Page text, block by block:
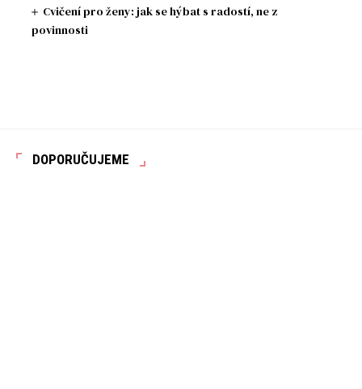
Cvičení pro ženy: jak se hýbat s radostí, ne z
povinnosti
DOPORUČUJEME